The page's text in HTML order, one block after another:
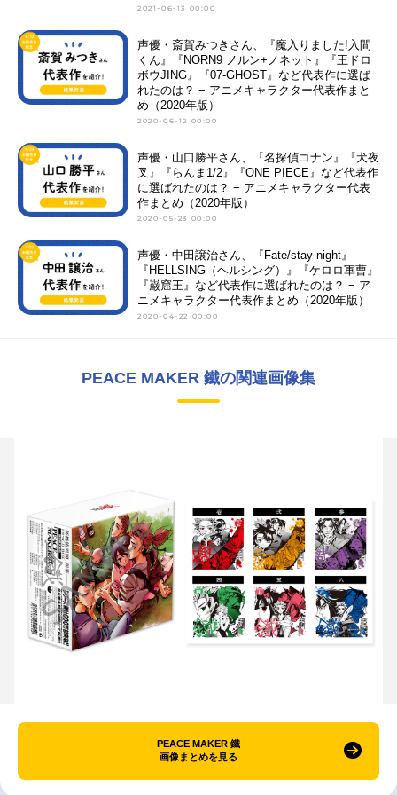
2021-06-13 00:00
声優・斎賀みつきさん、『魔入りました!入間
くん』『NORN9 ノルン+ノネット』『王ドロ
ボウJING』『07-GHOST』など代表作に選ば
れたのは？ − アニメキャラクター代表作まと
め（2020年版）
2020-06-12 00:00
声優・山口勝平さん、『名探偵コナン』『犬夜
叉』『らんま1/2』『ONE PIECE』など代表作
に選ばれたのは？ − アニメキャラクター代表
作まとめ（2020年版）
2020-05-23 00:00
声優・中田譲治さん、『Fate/stay night』
『HELLSING（ヘルシング）』『ケロロ軍曹』
『巌窟王』など代表作に選ばれたのは？ − ア
ニメキャラクター代表作まとめ（2020年版）
2020-04-22 00:00
PEACE MAKER 鐵の関連画像集
PEACE MAKER 鐵
画像まとめを見る